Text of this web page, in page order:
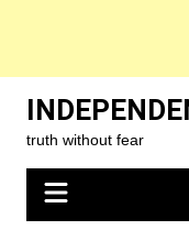
contenttruth without fear